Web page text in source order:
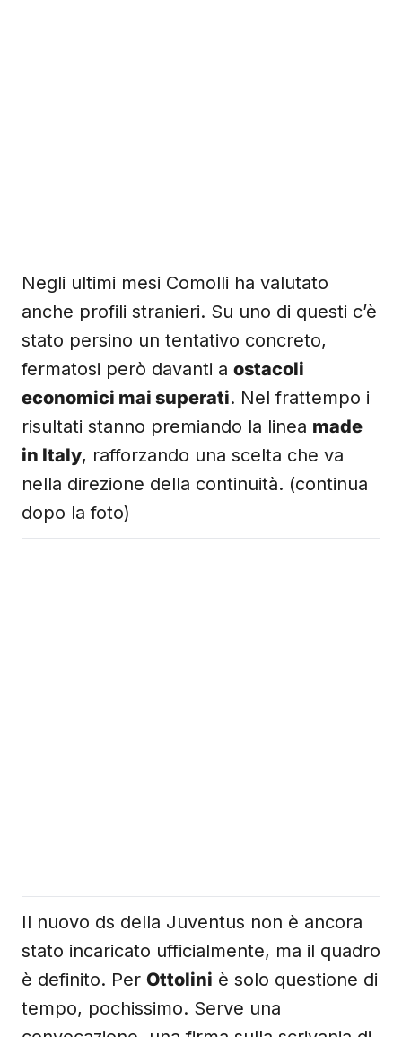
Negli ultimi mesi Comolli ha valutato
anche profili stranieri. Su uno di questi c’è
stato persino un tentativo concreto,
fermatosi però davanti a ostacoli
economici mai superati. Nel frattempo i
risultati stanno premiando la linea made
in Italy, rafforzando una scelta che va
nella direzione della continuità. (continua
dopo la foto)
Il nuovo ds della Juventus non è ancora
stato incaricato ufficialmente, ma il quadro
è definito. Per Ottolini è solo questione di
tempo, pochissimo. Serve una